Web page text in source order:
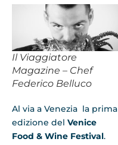
Il Viaggiatore
Magazine – Chef
Federico Belluco
Al via a Venezia la prima
edizione del Venice
Food & Wine Festival.